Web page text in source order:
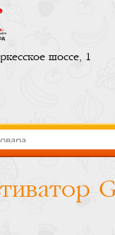
шоссе, 1